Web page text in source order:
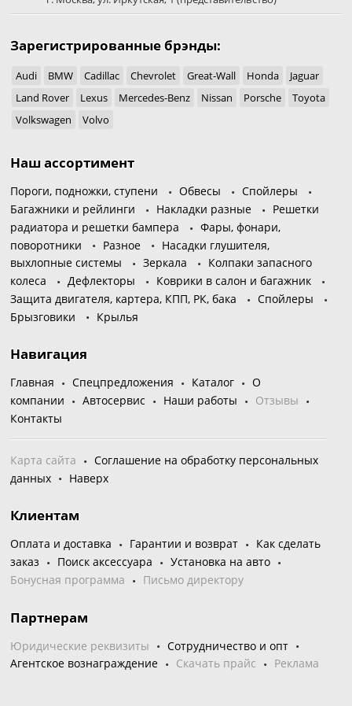
Зарегистрированные брэнды:
Audi BMW Cadillac Chevrolet Great-Wall Honda
Jaguar
Land Rover
Lexus Mercedes-Benz Nissan Porsche
Toyota
Volkswagen
Volvo
Наш ассортимент
Пороги, подножки, ступени Обвесы
Спойлеры
Багажники и рейлинги
Накладки разные
Решетки
радиатора и решетки бампера
Фары, фонари,
поворотники
Разное
Насадки глушителя,
выхлопные системы
Зеркала
Колпаки запасного
колеса
Дефлекторы
Коврики в салон и багажник
Защита двигателя, картера, КПП, РК, бака
Спойлеры
Брызговики
Крылья
Навигация
Главная Спецпредложения Каталог
О
компании
Автосервис Наши работы
Отзывы
Контакты
Карта сайта
Соглашение на обработку персональных
данных
Наверх
Клиентам
Оплата и доставка Гарантии и возврат
Как сделать
заказ
Поиск аксессуара
Установка на авто
Бонусная программа
Письмо директору
Партнерам
Юридические реквизиты
Сотрудничество и опт
Агентское вознаграждение
Скачать прайс Реклама